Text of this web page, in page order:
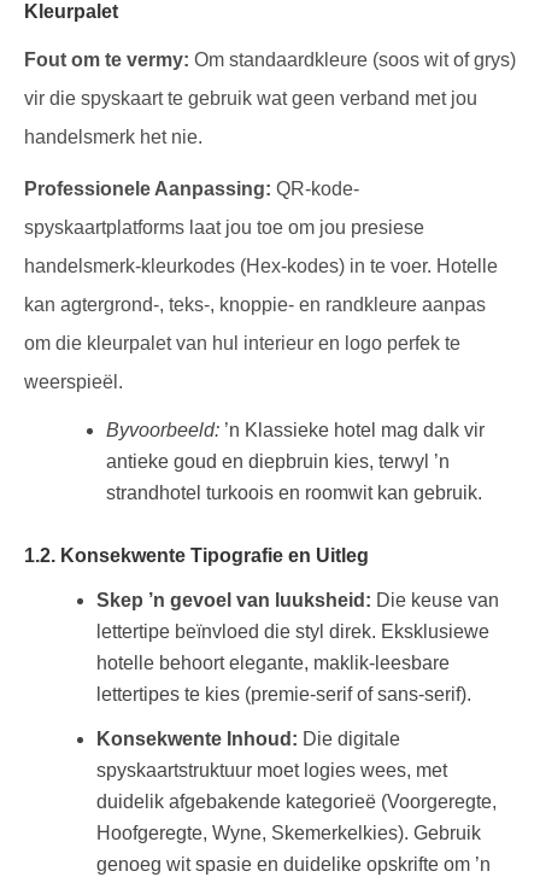
Kleurpalet
Fout om te vermy: Om standaardkleure (soos wit of grys)
vir die spyskaart te gebruik wat geen verband met jou
handelsmerk het nie.
Professionele Aanpassing: QR-kode-
spyskaartplatforms laat jou toe om jou presiese
handelsmerk-kleurkodes (Hex-kodes) in te voer. Hotelle
kan agtergrond-, teks-, knoppie- en randkleure aanpas
om die kleurpalet van hul interieur en logo perfek te
weerspieël.
Byvoorbeeld: ’n Klassieke hotel mag dalk vir
antieke goud en diepbruin kies, terwyl ’n
strandhotel turkoois en roomwit kan gebruik.
1.2. Konsekwente Tipografie en Uitleg
Skep ’n gevoel van luuksheid: Die keuse van
lettertipe beïnvloed die styl direk. Eksklusiewe
hotelle behoort elegante, maklik-leesbare
lettertipes te kies (premie-serif of sans-serif).
Konsekwente Inhoud: Die digitale
spyskaartstruktuur moet logies wees, met
duidelik afgebakende kategorieë (Voorgeregte,
Hoofgeregte, Wyne, Skemerkelkies). Gebruik
genoeg wit spasie en duidelike opskrifte om ’n